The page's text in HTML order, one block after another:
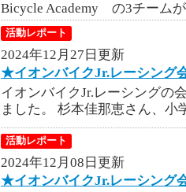
Bicycle Academy の3チーム
活動レポート
2024年12月27日更新
★イオンバイクJr.レーシング
イオンバイクJr.レーシングの
ました。 杉本佳那恵さん、
活動レポート
2024年12月08日更新
★イオンバイクJr.レーシング